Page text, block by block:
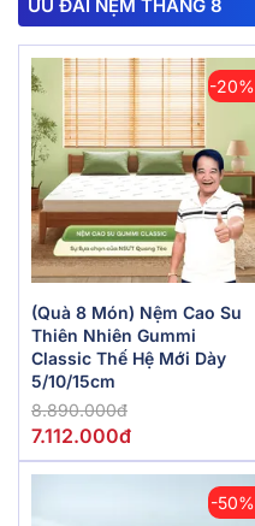
ƯU ĐÃI NỆM THÁNG 8
-20%
(Quà 8 Món) Nệm Cao Su
Thiên Nhiên Gummi
Classic Thế Hệ Mới Dày
5/10/15cm
8.890.000đ
7.112.000đ
-50%